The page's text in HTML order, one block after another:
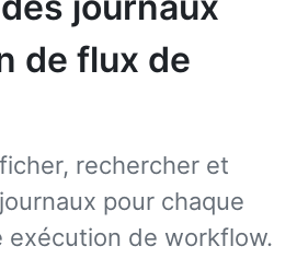
de flux de
rechercher et
pour chaque
exécution de workflow.